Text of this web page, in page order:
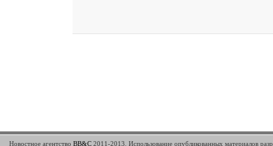
Новостное агентство BB&C 2011-2013. Использование опубликованных материалов